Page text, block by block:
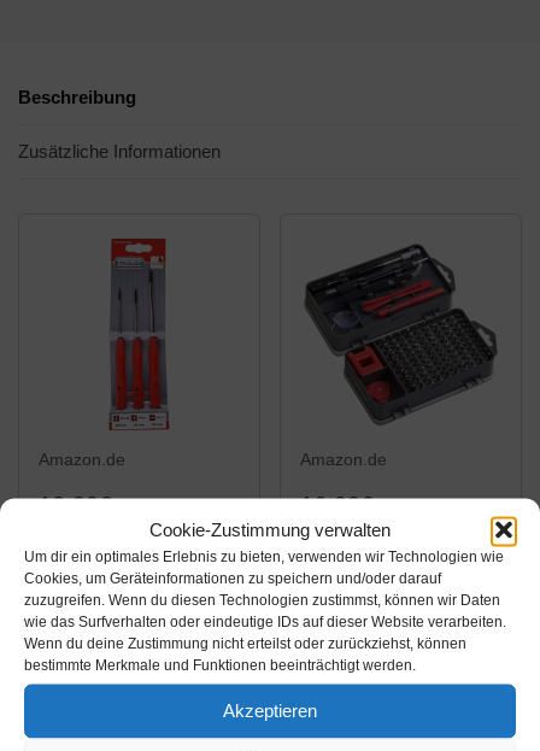
Cookie-Zustimmung verwalten
Um dir ein optimales Erlebnis zu bieten, verwenden wir Technologien wie
Cookies, um Geräteinformationen zu speichern und/oder darauf
zuzugreifen. Wenn du diesen Technologien zustimmst, können wir Daten
wie das Surfverhalten oder eindeutige IDs auf dieser Website verarbeiten.
Wenn du deine Zustimmung nicht erteilst oder zurückziehst, können
bestimmte Merkmale und Funktionen beeinträchtigt werden.
Akzeptieren
Beschreibung
Zusätzliche Informationen
Amazon.de
10,99€
Connex
Feinmechaniker-
Schraubendrehersatz
3-teilig, PH 00,0,1,
COXT977613
Amazon / Ebay
Produkt ansehen*
Amazon.de
16,99€
Meister
Feinmechaniker-Set
108-teilig - Reparatur-
Set für Smartphones,
Tablets, PCs,
Uhren, Brillen,
Amazon / Ebay
Produkt ansehen*